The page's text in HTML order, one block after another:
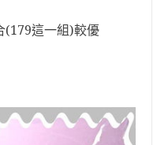
(179這一組)較優